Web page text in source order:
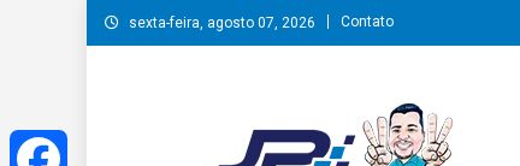
Skip
to
sexta-feira, agosto 07, 2026 Contato